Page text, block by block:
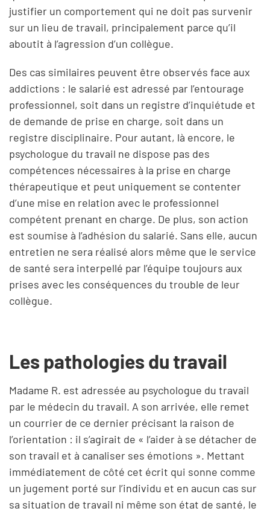
justifier un comportement qui ne doit pas survenir
sur un lieu de travail, principalement parce qu’il
aboutit à l’agression d’un collègue.
Des cas similaires peuvent être observés face aux
addictions : le salarié est adressé par l’entourage
professionnel, soit dans un registre d’inquiétude et
de demande de prise en charge, soit dans un
registre disciplinaire. Pour autant, là encore, le
psychologue du travail ne dispose pas des
compétences nécessaires à la prise en charge
thérapeutique et peut uniquement se contenter
d’une mise en relation avec le professionnel
compétent prenant en charge. De plus, son action
est soumise à l’adhésion du salarié. Sans elle, aucun
entretien ne sera réalisé alors même que le service
de santé sera interpellé par l’équipe toujours aux
prises avec les conséquences du trouble de leur
collègue.
Les pathologies du travail
Madame R. est adressée au psychologue du travail
par le médecin du travail. A son arrivée, elle remet
un courrier de ce dernier précisant la raison de
l’orientation : il s’agirait de « l’aider à se détacher de
son travail et à canaliser ses émotions ». Mettant
immédiatement de côté cet écrit qui sonne comme
un jugement porté sur l’individu et en aucun cas sur
sa situation de travail ni même son état de santé, le